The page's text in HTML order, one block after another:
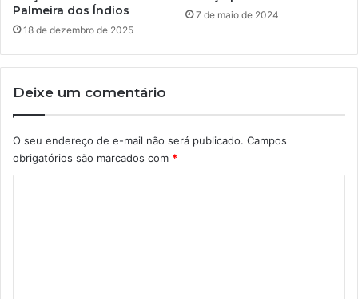
Palmeira dos Índios
18 de dezembro de 2025
7 de maio de 2024
Deixe um comentário
O seu endereço de e-mail não será publicado. Campos
obrigatórios são marcados com *